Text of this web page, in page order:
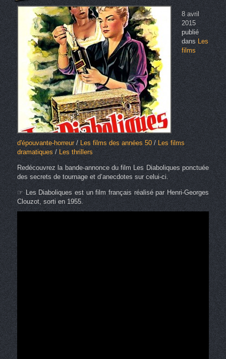
8 avril
2015
publié
dansLes
films
d'épouvante-horreur/ Les films des années 50/ Les films
dramatiques /Les thrillers
Redécouvrez la bande-annonce du film Les Diaboliques ponctuée
des secrets de tournage et d’anecdotes sur celui-ci.
☞ Les Diaboliques est un film français réalisé par Henri-Georges
Clouzot, sorti en 1955.